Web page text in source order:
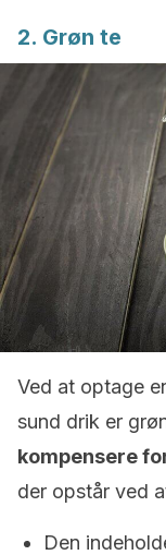
2. Grøn te
Ved at optage
sund drik er
kompensere
der opstår ved
Den